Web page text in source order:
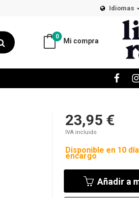
Idiomas
Mi compra
0
23,95 €
IVA incluido
Disponible en 10
encargo
Añadir a